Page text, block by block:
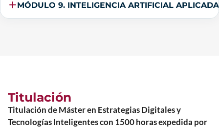
MÓDULO 9. INTELIGENCIA ARTIFICIAL
Titulación
Titulación de Máster en Estrategias Digitales y
Tecnologías Inteligentes con 1500 horas expedida por